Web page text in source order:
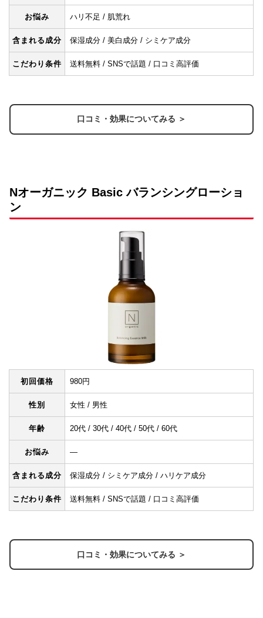
お悩み ハリ不足 / 肌荒れ
含まれる成分 保湿成分 / 美白成分 / シミケア成分
こだわり条件 送料無料 / SNSで話題 / 口コミ高評価
口コミ・効果についてみる ＞
Nオーガニック Basic バランシングローショ
ン
初回価格 980円
性別 女性 / 男性
年齢 20代 / 30代 / 40代 / 50代 / 60代
お悩み ―
含まれる成分 保湿成分 / シミケア成分 / ハリケア成分
こだわり条件 送料無料 / SNSで話題 / 口コミ高評価
口コミ・効果についてみる ＞